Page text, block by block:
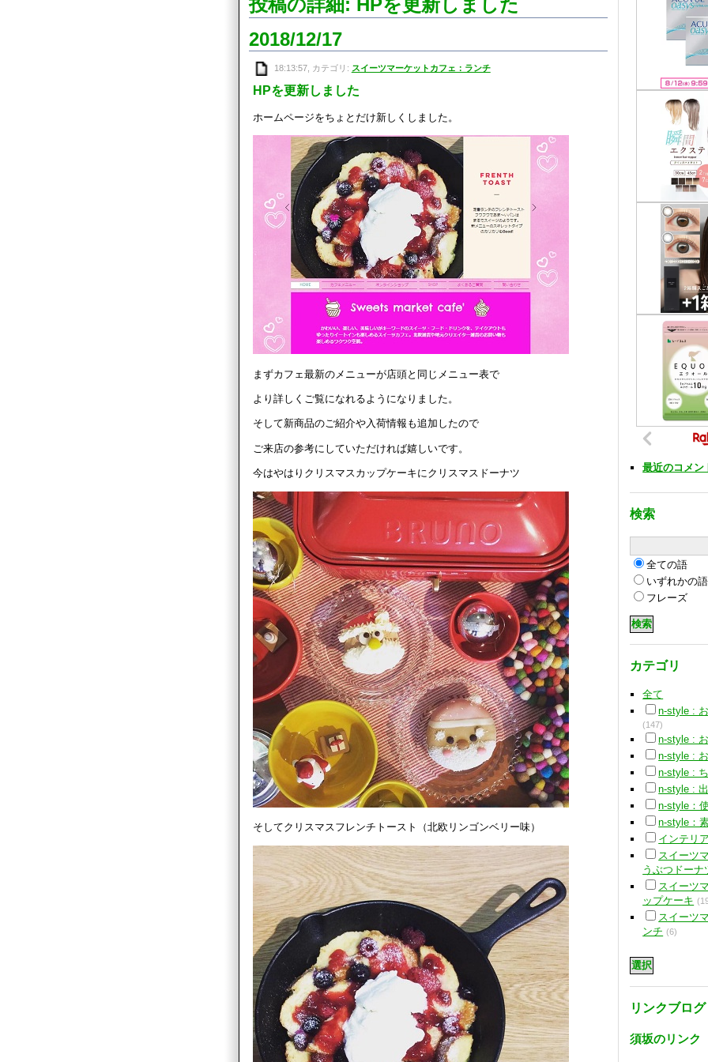
投稿の詳細: HPを更新しました
2018/12/17
18:13:57, カテゴリ: スイーツマーケットカフェ：ランチ
HPを更新しました
ホームページをちょとだけ新しくしました。
まずカフェ最新のメニューが店頭と同じメニュー表で
より詳しくご覧になれるようになりました。
そして新商品のご紹介や入荷情報も追加したので
ご来店の参考にしていただければ嬉しいです。
今はやはりクリスマスカップケーキにクリスマスドーナツ
そしてクリスマスフレンチトースト（北欧リンゴンベリー味）
最近のコメン
検索
全ての語
いずれかの語
フレーズ
カテゴリ
全て
n-style :
(147)
n-style :
n-style :
n-style :
n-style :
n-style：
n-style：
インテリ
スイーツ
うぶつドーナ
スイーツ
ップケーキ
スイーツ
ンチ (6)
リンクブログ
須坂のリンク